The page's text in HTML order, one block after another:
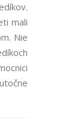
mali
Nie